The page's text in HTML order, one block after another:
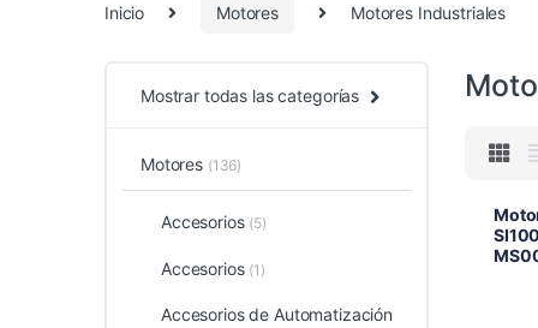
Inicio Motores Motores Industriales
Mostrar todas las categorías
Motores (136)
Accesorios (5)
Accesorios (1)
Accesorios de Automatización